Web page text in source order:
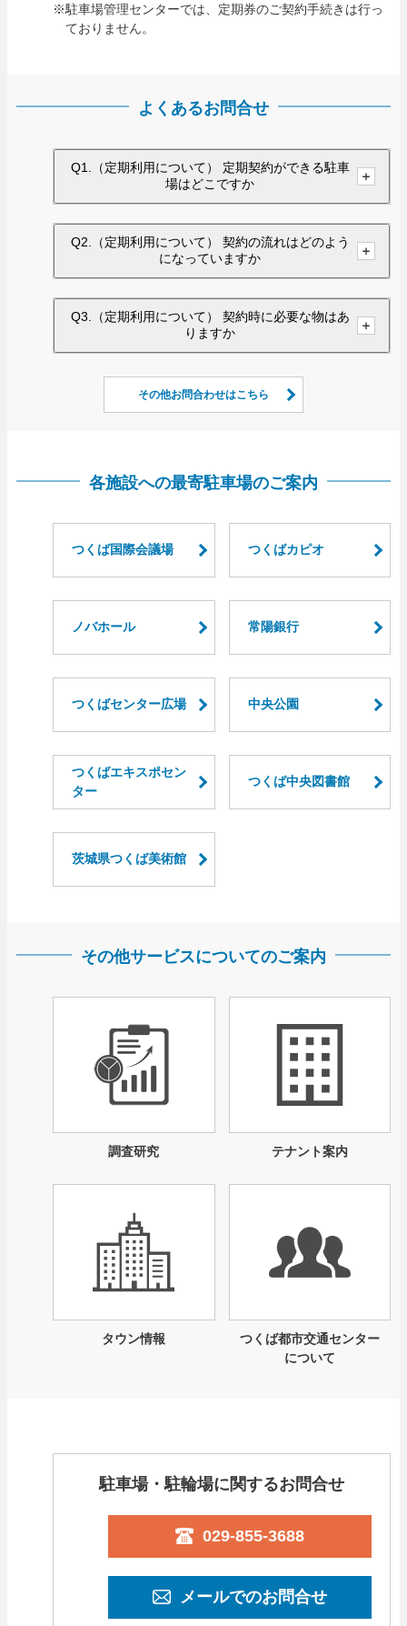
※駐車場管理センターでは、定期券のご契約手続きは行っ
ておりません。
よくあるお問合せ
Q1.（定期利用について） 定期契約ができる駐車
場はどこですか
Q2.（定期利用について） 契約の流れはどのよう
になっていますか
Q3.（定期利用について） 契約時に必要な物はあ
りますか
その他お問合わせはこちら
各施設への最寄駐車場のご案内
つくば国際会議場 つくばカピオ
ノバホール 常陽銀行
つくばセンター広場 中央公園
つくばエキスポセン
ター
つくば中央図書館
茨城県つくば美術館
その他サービスについてのご案内
調査研究 テナント案内
タウン情報
つくば都市交通センター
について
駐車場・駐輪場に関するお問合せ
029-855-3688
メールでのお問合せ